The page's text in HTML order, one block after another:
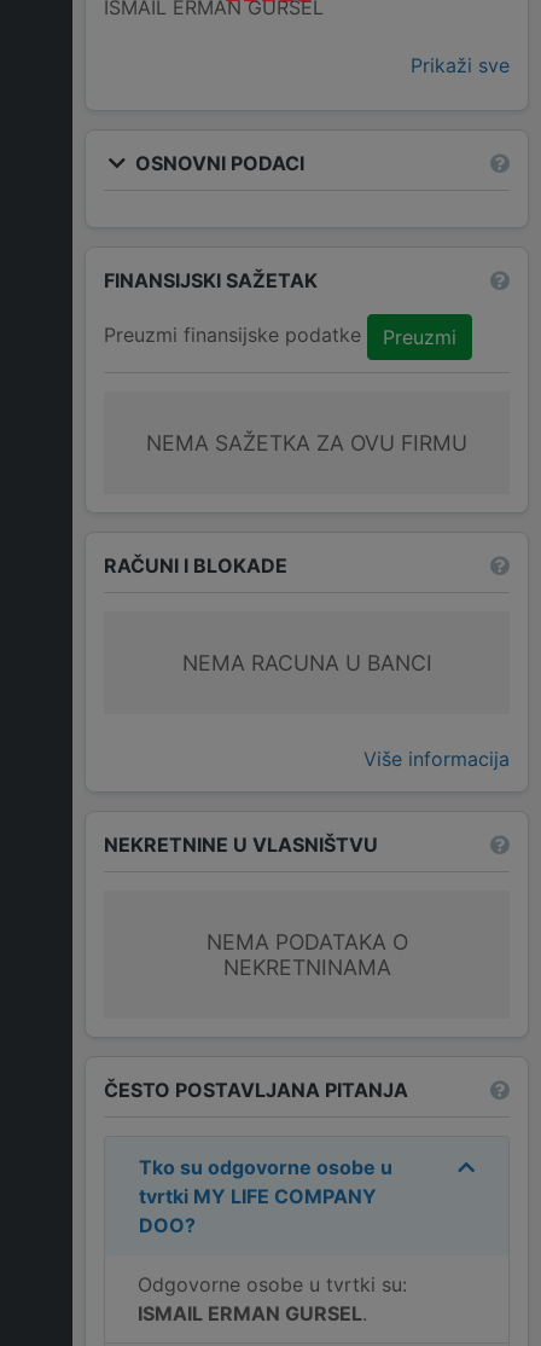
ISMAIL ERMAN GURSEL
Prikaži sve
OSNOVNI PODACI
FINANSIJSKI SAŽETAK
Preuzmi finansijske podatke Preuzmi
NEMA SAŽETKA ZA OVU FIRMU
RAČUNI I BLOKADE
NEMA RACUNA U BANCI
Više informacija
NEKRETNINE U VLASNIŠTVU
NEMA PODATAKA O
NEKRETNINAMA
ČESTO POSTAVLJANA PITANJA
Tko su odgovorne osobe u
tvrtki MY LIFE COMPANY
DOO?
Odgovorne osobe u tvrtki su:
ISMAIL ERMAN GURSEL.